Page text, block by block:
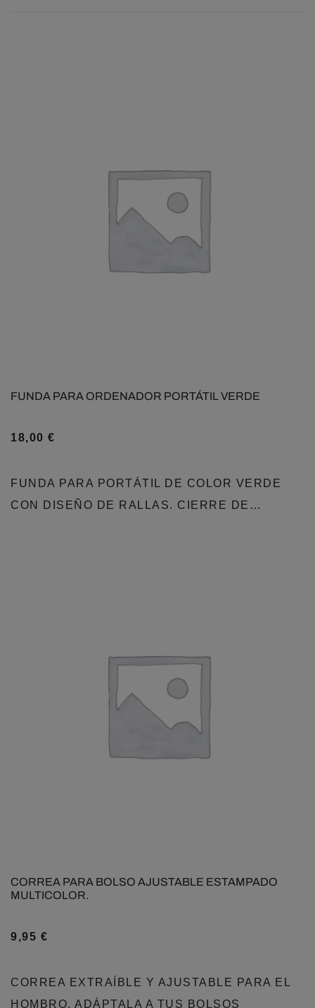
FUNDA PARA ORDENADOR PORTÁTIL VERDE
18,00 €
FUNDA PARA PORTÁTIL DE COLOR VERDE
CON DISEÑO DE RALLAS. CIERRE DE…
CORREA PARA BOLSO AJUSTABLE ESTAMPADO
MULTICOLOR.
9,95 €
CORREA EXTRAÍBLE Y AJUSTABLE PARA EL
HOMBRO. ADÁPTALA A TUS BOLSOS